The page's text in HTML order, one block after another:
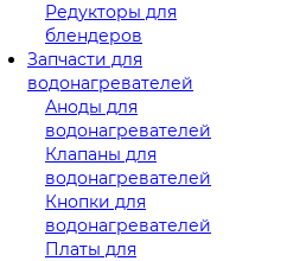
Редукторы для
блендеров
Запчасти для
водонагревателей
Аноды для
водонагревателей
Клапаны для
водонагревателей
Кнопки для
водонагревателей
Платы для